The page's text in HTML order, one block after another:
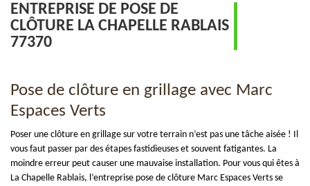
ENTREPRISE DE POSE DE
CLÔTURE LA CHAPELLE RABLAIS
77370
Pose de clôture en grillage avec Marc
Espaces Verts
Poser une clôture en grillage sur votre terrain n’est pas une tâche aisée ! Il
vous faut passer par des étapes fastidieuses et souvent fatigantes. La
moindre erreur peut causer une mauvaise installation. Pour vous qui êtes à
La Chapelle Rablais, l’entreprise pose de clôture Marc Espaces Verts se